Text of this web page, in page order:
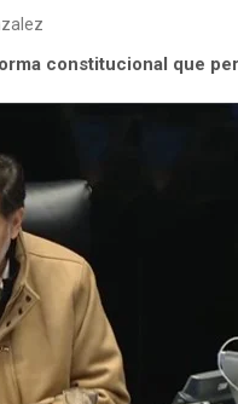
constitucional que